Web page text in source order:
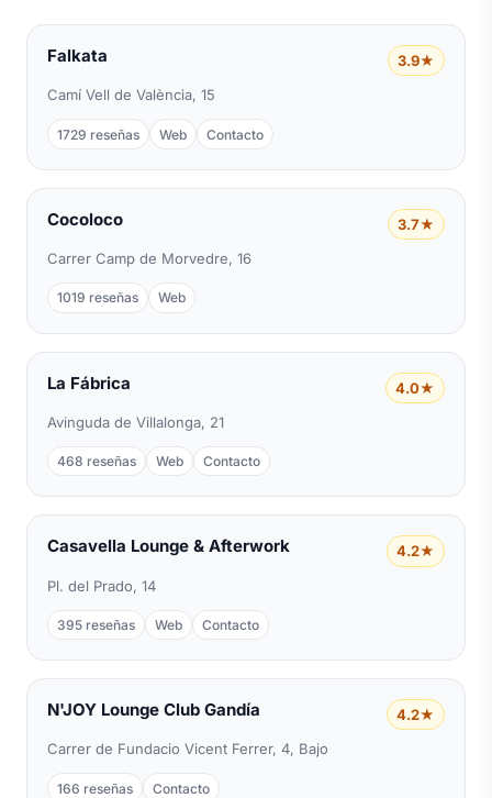
Falkata
3.9★
Camí Vell de València, 15
1729 reseñas Web Contacto
Cocoloco
3.7★
Carrer Camp de Morvedre, 16
1019 reseñas Web
La Fábrica
4.0★
Avinguda de Villalonga, 21
468 reseñas Web Contacto
Casavella Lounge & Afterwork
4.2★
Pl. del Prado, 14
395 reseñas Web Contacto
N'JOY Lounge Club Gandía
4.2★
Carrer de Fundacio Vicent Ferrer, 4, Bajo
166 reseñas Contacto